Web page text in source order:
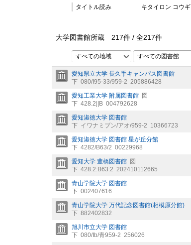
タイトル読み
キタイロン コウギ
大学図書館所蔵 217件 / 全217件
すべての地域 すべての図書館
愛知県立大学 長久手キャンパス図書館
下 080/I95-33/959-2 205886428
愛知工業大学 附属図書館 図
下 428.2||B 004792628
愛知淑徳大学 図書館
下 イワナミブン/アオ/959-2 10366723
愛知淑徳大学 図書館 星が丘分館
下 4282/B63/2 00229968
愛知大学 豊橋図書館 図
下 428.2:B63:2 202410112665
青山学院大学 図書館
下 002407616
青山学院大学 万代記念図書館(相模原分館)
下 882402832
旭川市立大学 図書館
下 080/Ib/青959-2 256026